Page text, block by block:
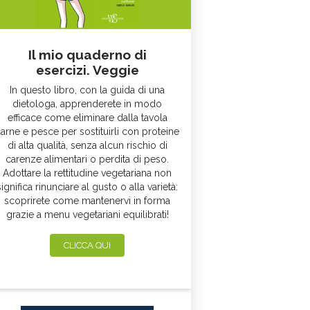
Il mio quaderno di
esercizi. Veggie
In questo libro, con la guida di una
dietologa, apprenderete in modo
efficace come eliminare dalla tavola
e pesce per sostituirli con proteine
di alta qualità, senza alcun rischio di
carenze alimentari o perdita di peso.
Adottare la rettitudine vegetariana non
rinunciare al gusto o alla varietà:
scoprirete come mantenervi in forma
grazie a menu vegetariani equilibrati!
CLICCA QUI